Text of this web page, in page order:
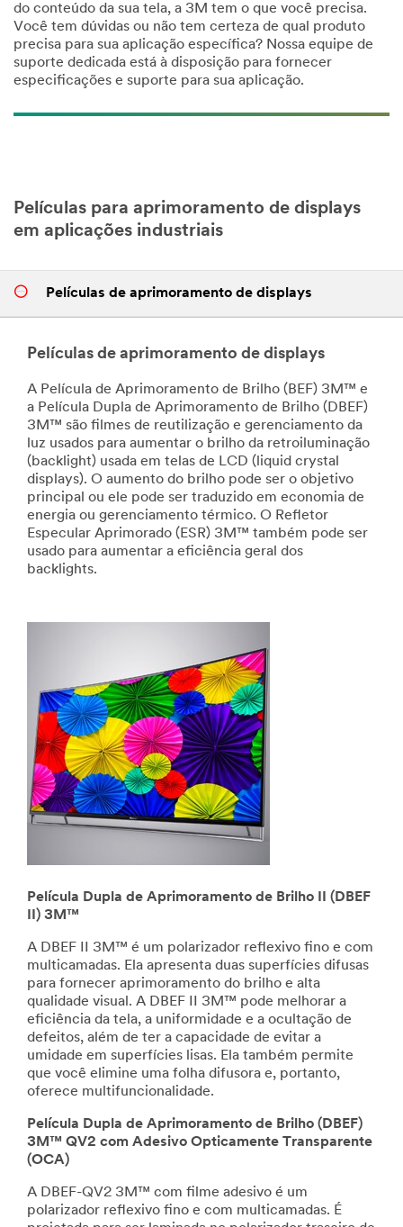
do conteúdo da sua tela, a 3M tem o que você precisa.
Você tem dúvidas ou não tem certeza de qual produto
precisa para sua aplicação específica? Nossa equipe de
suporte dedicada está à disposição para fornecer
especificações e suporte para sua aplicação.
Películas para aprimoramento de displays
em aplicações industriais
Películas de aprimoramento de displays
Películas de aprimoramento de displays
A Película de Aprimoramento de Brilho (BEF) 3M™ e
a Película Dupla de Aprimoramento de Brilho (DBEF)
3M™ são filmes de reutilização e gerenciamento da
luz usados ​​para aumentar o brilho da retroiluminação
(backlight) usada em telas de LCD (liquid crystal
displays). O aumento do brilho pode ser o objetivo
principal ou ele pode ser traduzido em economia de
energia ou gerenciamento térmico. O Refletor
Especular Aprimorado (ESR) 3M™ também pode ser
usado para aumentar a eficiência geral dos
backlights.
Película Dupla de Aprimoramento de Brilho II (DBEF
II) 3M™
A DBEF II 3M™ é um polarizador reflexivo fino e com
multicamadas. Ela apresenta duas superfícies difusas
para fornecer aprimoramento do brilho e alta
qualidade visual. A DBEF II 3M™ pode melhorar a
eficiência da tela, a uniformidade e a ocultação de
defeitos, além de ter a capacidade de evitar a
umidade em superfícies lisas. Ela também permite
que você elimine uma folha difusora e, portanto,
oferece multifuncionalidade.
Película Dupla de Aprimoramento de Brilho (DBEF)
3M™ QV2 com Adesivo Opticamente Transparente
(OCA)
A DBEF-QV2 3M™ com filme adesivo é um
polarizador reflexivo fino e com multicamadas. É